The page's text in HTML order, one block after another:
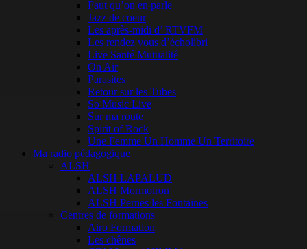
Faut qu’on en parle
Jazz de coeur
Les après-midi d’ RTVFM
Les rendez vous d’écholibri
Live Santé Mutualité
On Air
Parasites
Retour sur les Tubes
So Music Live
Sur ma route
Spirit of Rock
Une Femme Un Homme Un Territoire
Ma radio pédagogique
ALSH
ALSH LAPALUD
ALSH Mormoiron
ALSH Pernes les Fontaines
Centres de formations
Airo Formation
Les chênes